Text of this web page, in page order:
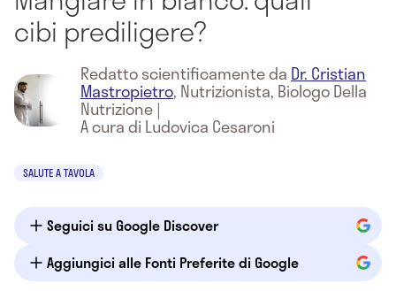
cibi prediligere?
Redatto scientificamente da Dr. Cristian
Mastropietro, Nutrizionista, Biologo Della
Nutrizione|
A cura di Ludovica Cesaroni
SALUTE A TAVOLA
Seguici su Google Discover
Aggiungici alle Fonti Preferite di Google